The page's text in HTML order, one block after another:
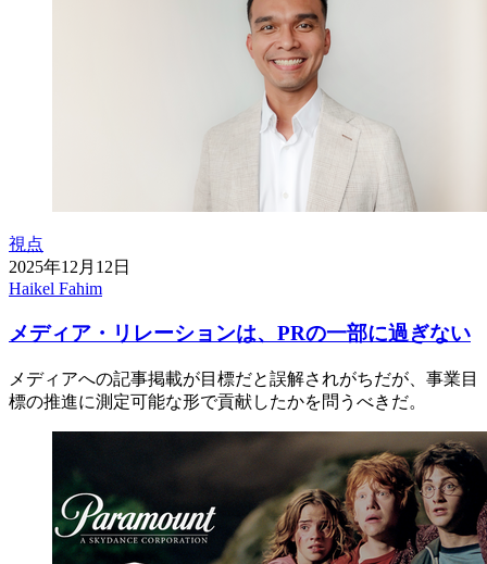
視点
2025年12月12日
Haikel Fahim
メディア・リレーションは、PRの一部に過ぎない
メディアへの記事掲載が目標だと誤解されがちだが、事業目
標の推進に測定可能な形で貢献したかを問うべきだ。